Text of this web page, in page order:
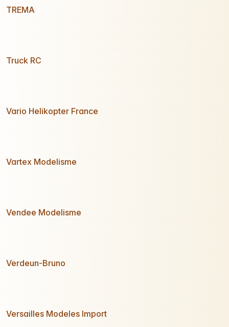
TREMA
Truck RC
Vario Helikopter France
Vartex Modelisme
Vendee Modelisme
Verdeun-Bruno
Versailles Modeles Import